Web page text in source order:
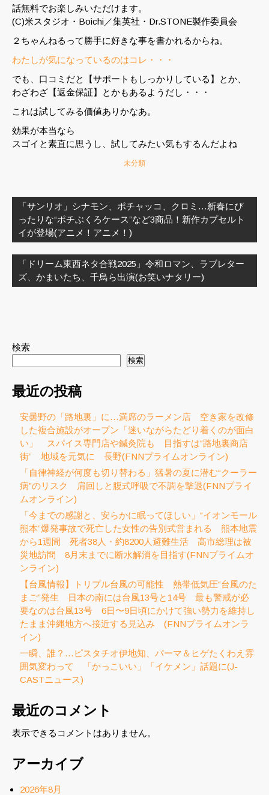
話無料でお楽しみいただけます。
(C)米スタジオ・Boichi／集英社・Dr.STONE製作委員会
２ちゃんねるって勝手に好きな事を書かれるからね。
わたしが気になっているのはコレ・・・
でも、口コミだと【サポートもしっかりしている】とか、
わざわざ【返金保証】とかもあるようだし・・・
これは試してみる価値ありかなあ。
効果が本当なら
スゴイと素直に思うし、試してみたい気もするんだよね
未分類
稿
ビ
ゲ
ー
シ
ョ
「サンリオ」シナモン、ポチャッコ、クロミ…新春にぴ
ったりな“ポチぶくろケース”など3商品！新作カプセルト
イが登場(アニメ！アニメ！)
「ドリーム東西ネタ合戦2025」令和ロマン、ラブレター
ズ、かまいたち、千鳥ら出演(お笑いナタリー)
検索
検索
最近の投稿
安曇野の「路地裏」に…満席のラーメン店 空き家を改修
した複合施設がオープン「迷いながらたどり着くのが面白
い」 スパイス専門店や鍼灸院も 目指すは“路地裏商店
街” 地域を元気に 長野(FNNプライムオンライン)
「自律神経が何度も切り替わる」猛暑の夏に潜む“クーラー
病”のリスク 肩回しと腹式呼吸で不調を撃退(FNNプライ
ムオンライン)
「今までの感謝と、安らかに眠ってほしい」“イオンモール
熊本”爆発事故で死亡した女性の告別式営まれる 熊本地震
から1週間 死者38人・約8200人避難生活 高市総理は被
災地訪問 8月末までに断水解消を目指す(FNNプライムオ
ンライン)
【台風情報】トリプル台風の可能性 熱帯低気圧“台風のた
まご”発生 日本の南には台風13号と14号 最も警戒が必
要なのは台風13号 6日〜9日頃にかけて強い勢力を維持し
たまま沖縄地方へ接近する見込み (FNNプライムオンラ
イン)
一瞬、誰？…ピスタチオ伊地知、パーマ＆ヒゲたくわえ雰
囲気変わって 「かっこいい」「イケメン」話題に(J-
CASTニュース)
最近のコメント
表示できるコメントはありません。
アーカイブ
2026年8月